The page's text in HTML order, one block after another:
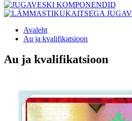
Avaleht
Au ja kvalifikatsioon
Au ja kvalifikatsioon